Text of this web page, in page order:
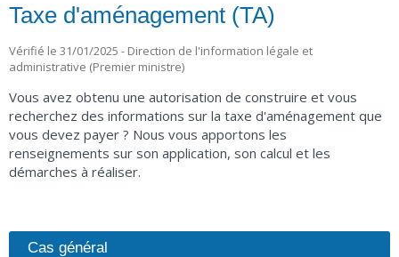
Taxe d'aménagement (TA)
Vérifié le 31/01/2025 - Direction de l'information légale et
administrative (Premier ministre)
Vous avez obtenu une autorisation de construire et vous
recherchez des informations sur la taxe d'aménagement que
vous devez payer ? Nous vous apportons les
renseignements sur son application, son calcul et les
démarches à réaliser.
Cas général